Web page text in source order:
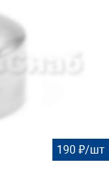
190 ₽/шт